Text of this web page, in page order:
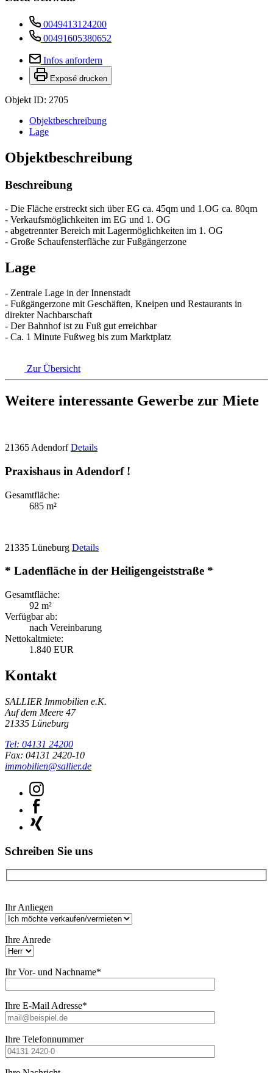
0049413124200
00491605380652
Infos anfordern
Exposé drucken
Objekt ID: 2705
Objekt­beschreibung
Lage
Objekt­beschreibung
Beschreibung
- Die Fläche erstreckt sich über EG ca. 45qm und 1.OG ca. 80qm
- Verkaufsmöglichkeiten im EG und 1. OG
- abgetrennter Bereich mit Lagermöglichkeiten im 1. OG
- Große Schaufensterfläche zur Fußgängerzone
Lage
- Zentrale Lage in der Innenstadt
- Fußgängerzone mit Geschäften, Kneipen und Restaurants in
direkter Nachbarschaft
- Der Bahnhof ist zu Fuß gut erreichbar
- Ca. 1 Minute Fußweg bis zum Marktplatz
Zur Übersicht
Weitere interessante Gewerbe zur Miete
21365 Adendorf Details
Praxishaus in Adendorf !
Gesamtfläche:
685 m²
21335 Lüneburg Details
* Ladenfläche in der Heiligengeiststraße *
Gesamtfläche:
92 m²
Verfügbar ab:
nach Vereinbarung
Nettokaltmiete:
1.840 EUR
Kontakt
SALLIER Immobilien e.K.
Auf dem Meere 47
21335 Lüneburg
Tel: 04131 24200
Fax: 04131 2420-10
immobilien@sallier.de
Schreiben Sie uns
lasse
dieses
leer.
Ihr Anliegen
Ihre Anrede
Ihr Vor- und Nachname*
Ihre E-Mail Adresse*
Ihre Telefonnummer